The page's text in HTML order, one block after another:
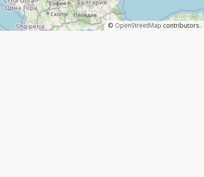
© OpenStreetMap contributors.